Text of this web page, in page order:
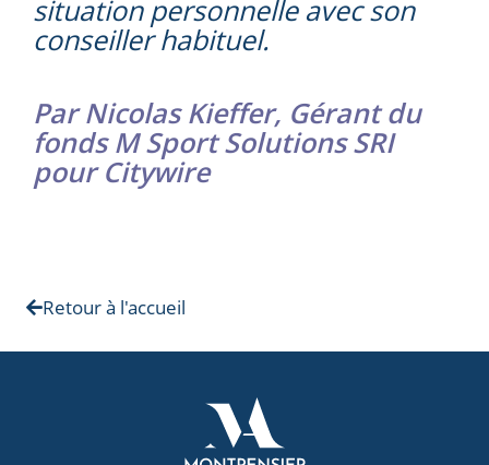
situation personnelle avec son
conseiller habituel.
Par Nicolas Kieffer, Gérant du
fonds M Sport Solutions SRI
pour Citywire
Retour à l'accueil